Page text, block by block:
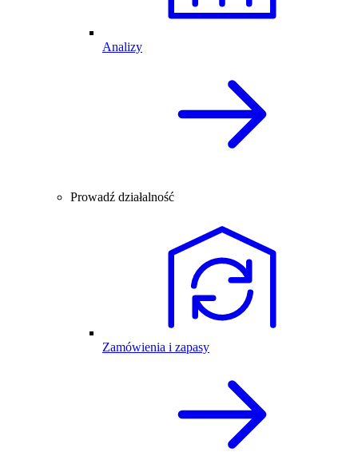
Analizy
Prowadź działalność
Zamówienia i zapasy